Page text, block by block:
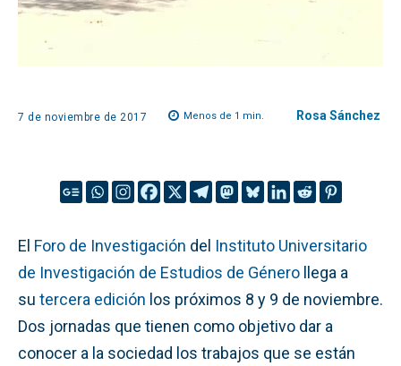
7 de noviembre de 2017 Menos de 1 min. Rosa Sánchez
El Foro de Investigación del Instituto Universitario
de Investigación de Estudios de Género llega a
su tercera edición los próximos 8 y 9 de noviembre.
Dos jornadas que tienen como objetivo dar a
conocer a la sociedad los trabajos que se están